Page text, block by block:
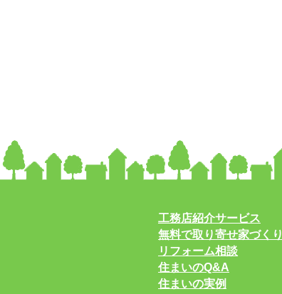
工務店紹介サービス
無料で取り寄せ家づく
リフォーム相談
住まいのQ&A
住まいの実例